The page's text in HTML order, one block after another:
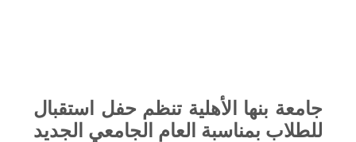
جامعة بنها الأهلية تنظم حفل استقبال
للطلاب بمناسبة العام الجامعي الجديد